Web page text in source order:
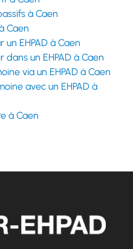
à Caen
Caen
EHPAD à Caen
un EHPAD à Caen
via un EHPAD à Caen
avec un EHPAD à
à Caen